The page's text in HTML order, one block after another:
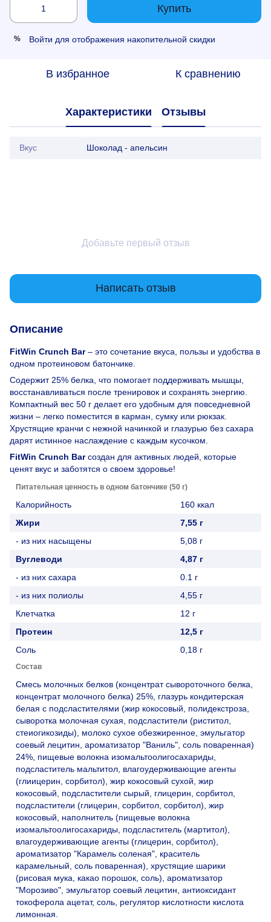
Купить
% Войти для отображения накопительной скидки
В избранное К сравнению
Характеристики Отзывы
Вкус Шоколад - апельсин
Добавьте первый отзыв
Написать отзыв
Описание
FitWin Crunch Bar– это сочетание вкуса, пользы и удобства в
одном протеиновом батончике.
Содержит 25% белка, что помогает поддерживать мышцы,
восстанавливаться после тренировок и сохранять энергию.
Компактный вес 50 г делает его удобным для повседневной
жизни – легко поместится в карман, сумку или рюкзак.
Хрустящие кранчи с нежной начинкой и глазурью без сахара
дарят истинное наслаждение с каждым кусочком.
FitWin Crunch Barсоздан для активных людей, которые
ценят вкус и заботятся о своем здоровье!
Питательная ценность в одном батончике (50 г)
Калорийность
160 ккал
Жири
7,55 г
- из них насыщены
5,08 г
Вуглеводи
4,87 г
- из них сахара
0.1 г
- из них полиолы
4,55 г
Клетчатка
12 г
Протеин
12,5 г
Соль
0,18 г
Состав
Смесь молочных белков (концентрат сывороточного белка,
концентрат молочного белка) 25%, глазурь кондитерская
белая с подсластителями (жир кокосовый, полидекстроза,
сыворотка молочная сухая, подсластители (риститол,
стеиогикозиды), молоко сухое обезжиренное, эмульгатор
соевый лецитин, ароматизатор "Ваниль", соль поваренная)
24%, пищевые волокна изомальтоолигосахариды,
подсластитель мальтитол, влагоудерживающие агенты
(глиицерин, сорбитол), жир кокосовый сухой, жир
кокосовый, подсластители сырый, глицерин, сорбитол,
подсластители (глицерин, сорбитол, сорбитол), жир
кокосовый, наполнитель (пищевые волокна
изомальтоолигосахариды, подсластитель (мартитол),
влагоудерживающие агенты (глицерин, сорбитол),
ароматизатор "Карамель соленая", краситель
карамельный, соль поваренная), хрустящие шарики
(рисовая мука, какао порошок, соль), ароматизатор
"Морозиво", эмульгатор соевый лецитин, антиоксидант
токоферола ацетат, соль, регулятор кислотности кислота
лимонная.